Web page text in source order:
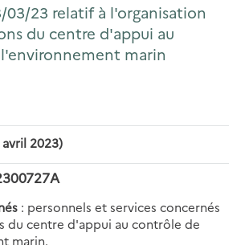
03/23 relatif à l'organisation
du centre d'appui au
marin
avril 2023)
: personnels et services concernés
du centre d'appui au contrôle de
marin.